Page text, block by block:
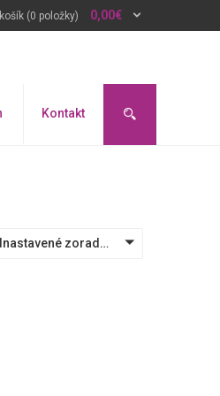
(0 položky) 0,00€
Kontakt
Prednastavené zoradenie